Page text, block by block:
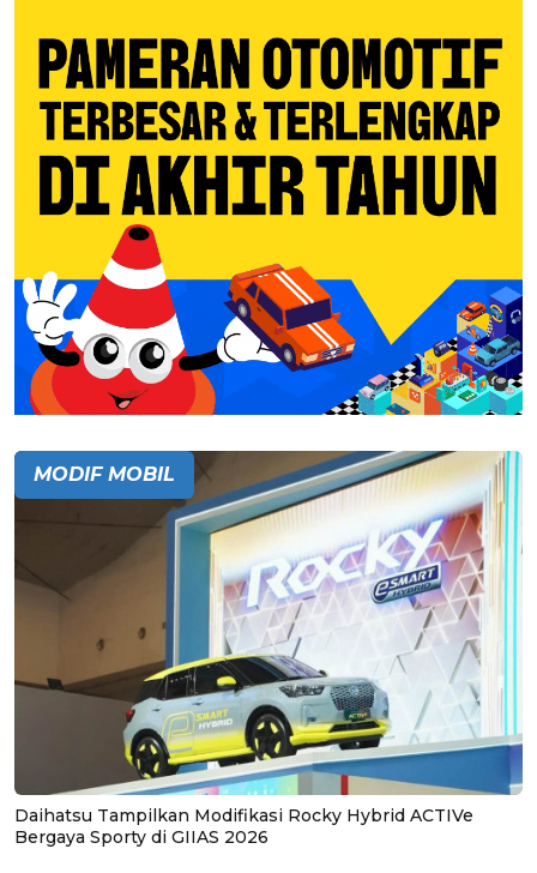
MODIF MOBIL
Daihatsu Tampilkan Modifikasi Rocky Hybrid ACTIVe
Bergaya Sporty di GIIAS 2026